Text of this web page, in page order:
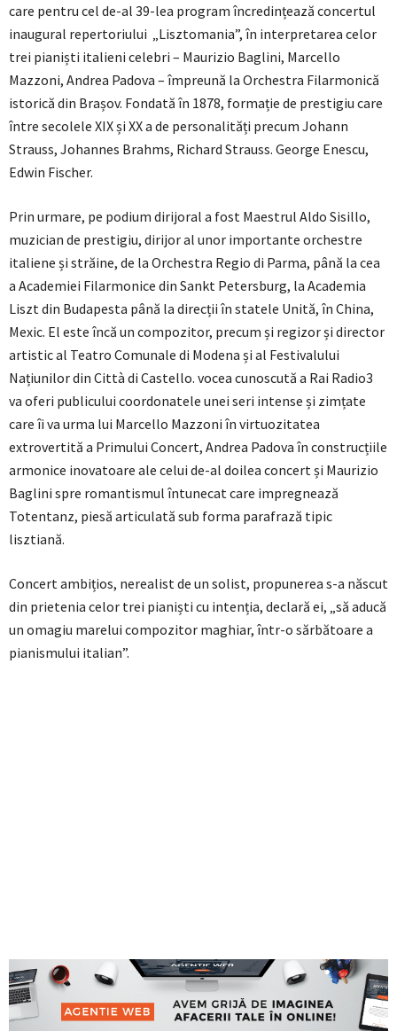
care pentru cel de-al 39-lea program încredințează concertul
inaugural repertoriului „Lisztomania”, în interpretarea celor
trei pianiști italieni celebri – Maurizio Baglini, Marcello
Mazzoni, Andrea Padova – împreună la Orchestra Filarmonică
istorică din Brașov. Fondată în 1878, formație de prestigiu care
între secolele XIX și XX a de personalități precum Johann
Strauss, Johannes Brahms, Richard Strauss. George Enescu,
Edwin Fischer.
Prin urmare, pe podium dirijoral a fost Maestrul Aldo Sisillo,
muzician de prestigiu, dirijor al unor importante orchestre
italiene și străine, de la Orchestra Regio di Parma, până la cea
a Academiei Filarmonice din Sankt Petersburg, la Academia
Liszt din Budapesta până la direcții în statele Unită, în China,
Mexic. El este încă un compozitor, precum și regizor și director
artistic al Teatro Comunale di Modena și al Festivalului
Națiunilor din Città di Castello. vocea cunoscută a Rai Radio3
va oferi publicului coordonatele unei seri intense și zimțate
care îi va urma lui Marcello Mazzoni în virtuozitatea
extrovertită a Primului Concert, Andrea Padova în construcțiile
armonice inovatoare ale celui de-al doilea concert și Maurizio
Baglini spre romantismul întunecat care impregnează
Totentanz, piesă articulată sub forma parafrază tipic
lisztiană.
Concert ambițios, nerealist de un solist, propunerea s-a născut
din prietenia celor trei pianiști cu intenția, declară ei, „să aducă
un omagiu marelui compozitor maghiar, într-o sărbătoare a
pianismului italian”.